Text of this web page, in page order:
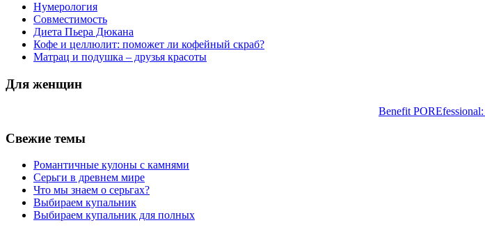
Нумерология
Совместимость
Диета Пьера Дюкана
Кофе и целлюлит: поможет ли кофейный скраб?
Матрац и подушка – друзья красоты
Для женщин
Benefit POREfessional:
Свежие темы
Романтичные кулоны с камнями
Серьги в древнем мире
Что мы знаем о серьгах?
Выбираем купальник
Выбираем купальник для полных